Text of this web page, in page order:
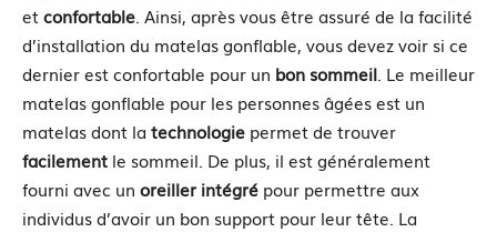
etconfortable. Ainsi, après vous être assuré de la facilité
d’installation du matelas gonflable, vous devez voir si ce
dernier est confortable pour un bon sommeil. Le meilleur
matelas gonflable pour les personnes âgées est un
matelas dont la technologie permet de trouver
facilement le sommeil. De plus, il est généralement
fourni avec un oreiller intégré pour permettre aux
individus d’avoir un bon support pour leur tête. La